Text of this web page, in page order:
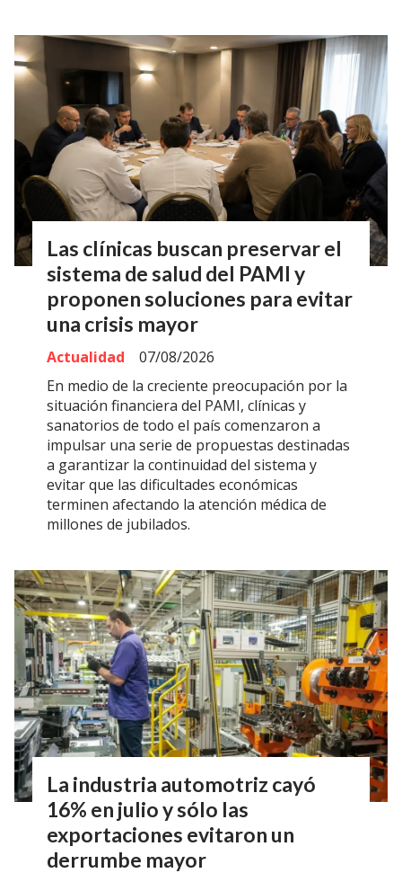
Las clínicas buscan preservar el
sistema de salud del PAMI y
proponen soluciones para evitar
una crisis mayor
Actualidad
07/08/2026
En medio de la creciente preocupación por la
situación financiera del PAMI, clínicas y
sanatorios de todo el país comenzaron a
impulsar una serie de propuestas destinadas
a garantizar la continuidad del sistema y
evitar que las dificultades económicas
terminen afectando la atención médica de
millones de jubilados.
La industria automotriz cayó
16% en julio y sólo las
exportaciones evitaron un
derrumbe mayor